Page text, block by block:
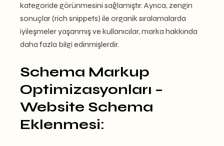
kategoride görünmesini sağlamıştır. Ayrıca, zengin
sonuçlar (rich snippets) ile organik sıralamalarda
iyileşmeler yaşanmış ve kullanıcılar, marka hakkında
daha fazla bilgi edinmişlerdir.
Schema Markup
Optimizasyonları –
Website Schema
Eklenmesi: